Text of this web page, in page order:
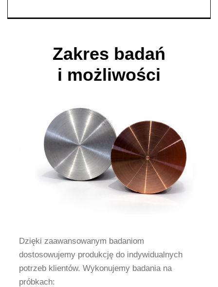
Zakres badań
i możliwości
Dzięki zaawansowanym badaniom
dostosowujemy produkcję do indywidualnych
potrzeb klientów. Wykonujemy badania na
próbkach: